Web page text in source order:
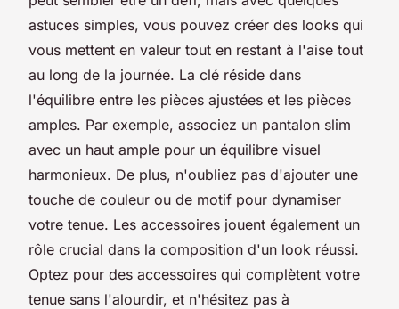
astuces simples, vous pouvez créer des looks qui
vous mettent en valeur tout en restant à l'aise tout
au long de la journée. La clé réside dans
l'équilibre entre les pièces ajustées et les pièces
amples. Par exemple, associez un pantalon slim
avec un haut ample pour un équilibre visuel
harmonieux. De plus, n'oubliez pas d'ajouter une
touche de couleur ou de motif pour dynamiser
votre tenue. Les accessoires jouent également un
rôle crucial dans la composition d'un look réussi.
Optez pour des accessoires qui complètent votre
tenue sans l'alourdir, et n'hésitez pas à